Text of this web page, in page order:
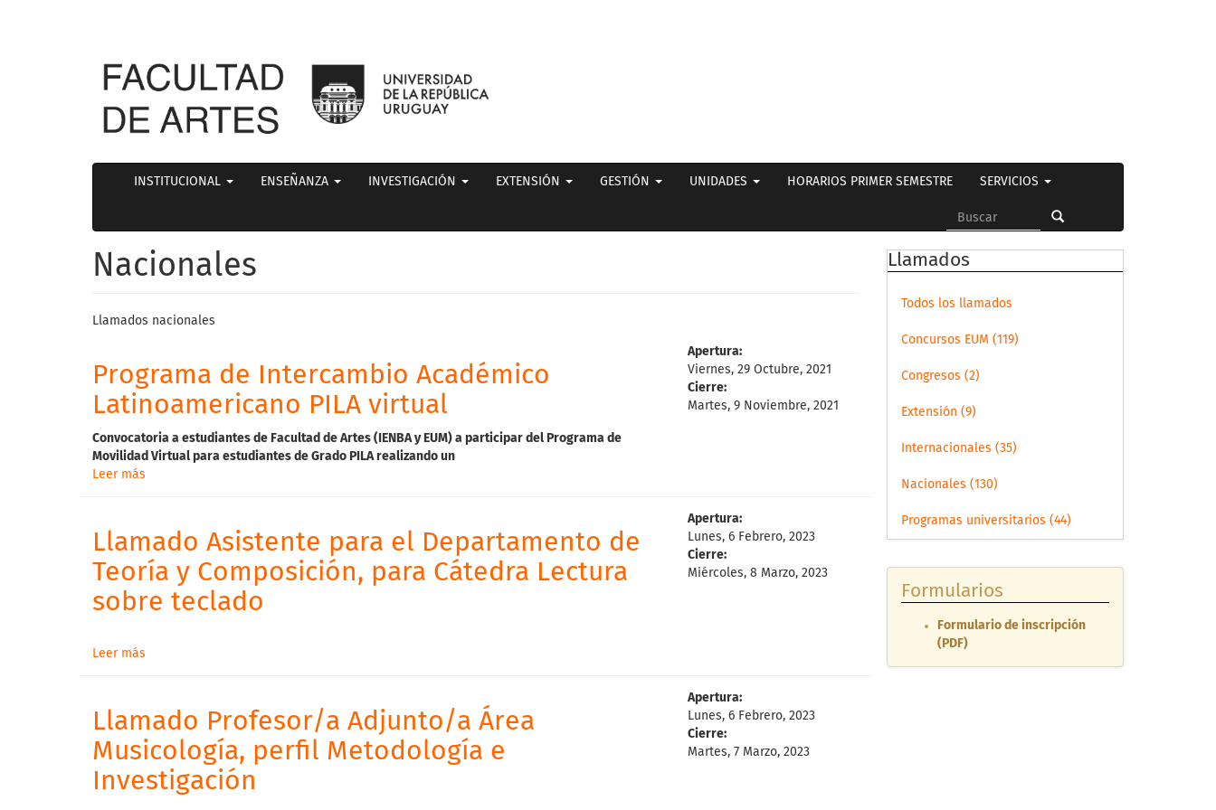
INSTITUCIONAL ENSEÑANZA INVESTIGACIÓN EXTENSIÓN GESTIÓN UNIDADES HORARIOS PRIMER SEMESTRE SERVICIOS
Formulario
de
búsqueda
Nacionales
Llamados nacionales
Programa de Intercambio Académico
Latinoamericano PILA virtual
Convocatoria a estudiantes de Facultad de Artes ( IENBA y EUM) a participar del Programa de
Movilidad Virtual para estudiantes de Grado PILA realizando un
Leer más
Apertura:
Viernes, 29 Octubre, 2021
Cierre:
Martes, 9 Noviembre, 2021
Llamado Asistente para el Departamento de
Teoría y Composición, para Cátedra Lectura
sobre teclado
Leer más
Apertura:
Lunes, 6 Febrero, 2023
Cierre:
Miércoles, 8 Marzo, 2023
Llamado Profesor/a Adjunto/a Área
Musicología, perfil Metodología e
Investigación
Apertura:
Lunes, 6 Febrero, 2023
Cierre:
Martes, 7 Marzo, 2023
Llamados
Todos los llamados
Concursos EUM (119)
Congresos (2)
Extensión (9)
Internacionales (35)
Nacionales (130)
Programas universitarios (44)
Formularios
Formulario de inscripción
(PDF)